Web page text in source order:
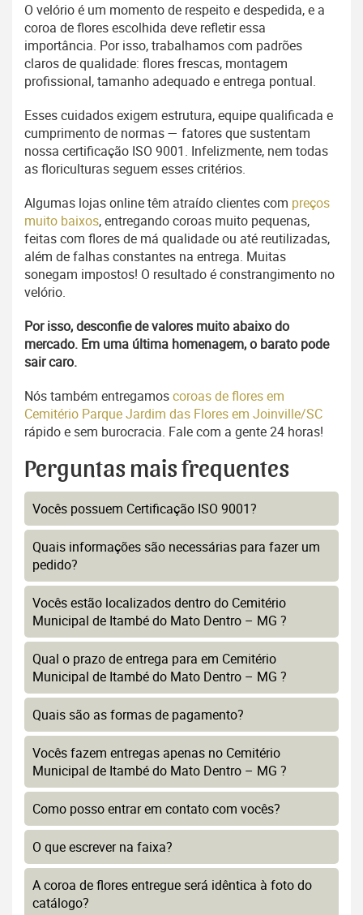
O velório é um momento de respeito e despedida, e a
coroa de flores escolhida deve refletir essa
importância. Por isso, trabalhamos com padrões
claros de qualidade: flores frescas, montagem
profissional, tamanho adequado e entrega pontual.
Esses cuidados exigem estrutura, equipe qualificada e
cumprimento de normas — fatores que sustentam
nossa certificação ISO 9001. Infelizmente, nem todas
as floriculturas seguem esses critérios.
Algumas lojas online têm atraído clientes com preços
muito baixos, entregando coroas muito pequenas,
feitas com flores de má qualidade ou até reutilizadas,
além de falhas constantes na entrega. Muitas
sonegam impostos! O resultado é constrangimento no
velório.
Por isso, desconfie de valores muito abaixo do
mercado. Em uma última homenagem, o barato pode
sair caro.
Nós também entregamoscoroas de flores em
Cemitério Parque Jardim das Flores em Joinville/SC
rápido e sem burocracia. Fale com a gente 24 horas!
Perguntas mais frequentes
Vocês possuem Certificação ISO 9001?
Quais informações são necessárias para fazer um
pedido?
Vocês estão localizados dentro do Cemitério
Municipal de Itambé do Mato Dentro – MG ?
Qual o prazo de entrega para em Cemitério
Municipal de Itambé do Mato Dentro – MG ?
Quais são as formas de pagamento?
Vocês fazem entregas apenas no Cemitério
Municipal de Itambé do Mato Dentro – MG ?
Como posso entrar em contato com vocês?
O que escrever na faixa?
A coroa de flores entregue será idêntica à foto do
catálogo?